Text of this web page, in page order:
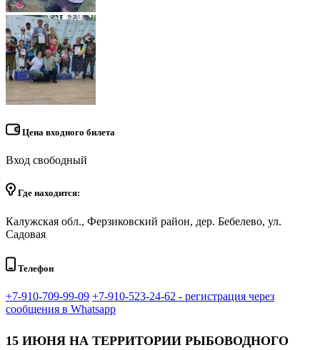
Цена входного билета
Вход свободный
Где находится:
Калужская обл., Ферзиковский район, дер. Бебелево, ул.
Садовая
Телефон
+7-910-709-99-09 +7-910-523-24-62 - регистрация через
сообщения в Whatsapp
15 ИЮНЯ НА ТЕРРИТОРИИ РЫБОВОДНОГО